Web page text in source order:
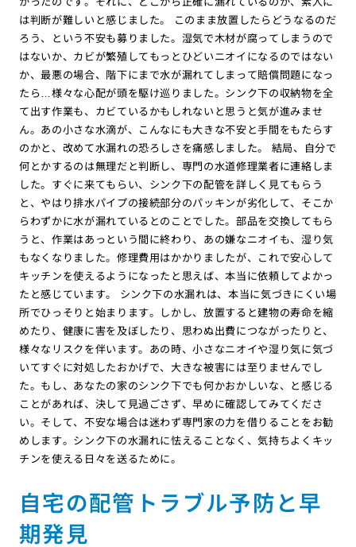
は判断が難しいと感じました。 このまま放置したらどうなるのだ
ろう、という不安も募りました。湿気で木材が腐ってしまうので
はないか、カビが繁殖してもっとひどいニオイになるのではない
か、最悪の場合、階下にまで水が漏れてしまって賠償問題になっ
たら…様々な心配が頭を駆け巡りました。シンク下の収納物を全
て出す作業も、カビているかもしれないと思うと気が進みませ
ん。あの小さな水滴が、こんなにも大きな不安と手間をもたらす
のかと、改めて水漏れの恐ろしさを痛感しました。 結局、自分で
何とかするのは無理だと判断し、専門の水道修理業者に連絡しま
した。すぐに来てもらい、シンク下の配管を詳しく見てもらう
と、やはり排水パイプの接続部分のパッキンが劣化して、そこか
らわずかに水が漏れているとのことでした。部品を交換してもら
うと、作業はあっという間に終わり、あの嫌なニオイも、湿り気
もなくなりました。修理費用はかかりましたが、これで安心して
キッチンを使えるようになったと思えば、本当に依頼してよかっ
たと感じています。 シンク下の水漏れは、本当に気づきにくい場
所でひっそりと始まります。しかし、放置すると建物の寿命を縮
めたり、健康に害を及ぼしたり、思わぬ出費につながったりと、
様々なリスクを伴います。あの時、小さなニオイや湿り気に気づ
いてすぐに対処したおかげで、大きな被害には至りませんでし
た。もし、あなたの家のシンク下でも何かおかしいな、と感じる
ことがあれば、決して見過ごさず、早めに確認してみてくださ
い。そして、不安な場合は迷わず専門家の力を借りることをお勧
めします。シンク下の水漏れに怯えることなく、気持ちよくキッ
チンを使える日々を送るために。
自宅の配管トラブル予防と早
期発見